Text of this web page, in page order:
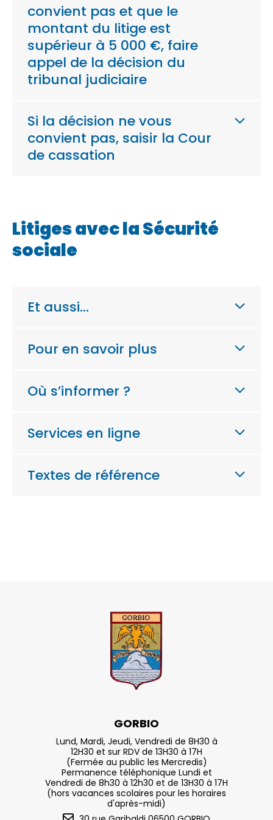
convient pas et que le
montant du litige est
supérieur à 5 000 €, faire
appel de la décision du
tribunal judiciaire
Si la décision ne vous
convient pas, saisir la Cour
de cassation
Litiges avec la Sécurité
sociale
Et aussi…
Pour en savoir plus
Où s’informer ?
Services en ligne
Textes de référence
GORBIO
Lund, Mardi, Jeudi, Vendredi de 8H30 à
12H30 et sur RDV de 13H30 à 17H
(Fermée au public les Mercredis)
Permanence téléphonique Lundi et
Vendredi de 8h30 à 12h30 et de 13H30 à 17H
(hors vacances scolaires pour les horaires
d'après-midi)